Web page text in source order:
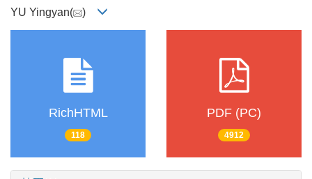
YU Yingyan( )
RichHTML
118
PDF (PC)
4912